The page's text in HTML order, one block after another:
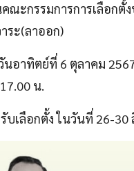
ณะกรรมการการเลือกตั้
ระ(ลาออก)
นอาทิตย์ที่ 6 ตุลาคม
น.
เลือกตั้ง ในวันที่ 26-30